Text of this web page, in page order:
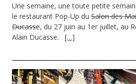
Une semaine, une toute petite
le restaurant Pop-Up du Salon des
Ducasse, du 27 juin au 1er juillet, au
Alain Ducasse. […]